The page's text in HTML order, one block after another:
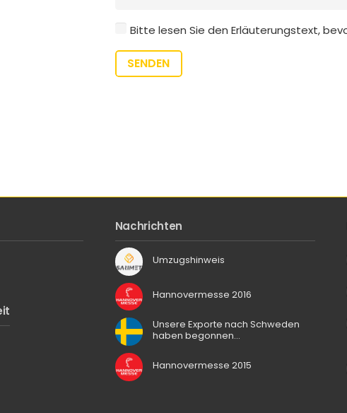
Bitte lesen Sie den Erläuterungstext,
SENDEN
Nachrichten
Umzugshinweis
Hannovermesse 2016
Unsere Exporte nach Schweden
haben begonnen…
Hannovermesse 2015